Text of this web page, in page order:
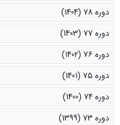
دوره 78 (1404)
دوره 77 (1403)
دوره 76 (1402)
دوره 75 (1401)
دوره 74 (1400)
دوره 73 (1399)